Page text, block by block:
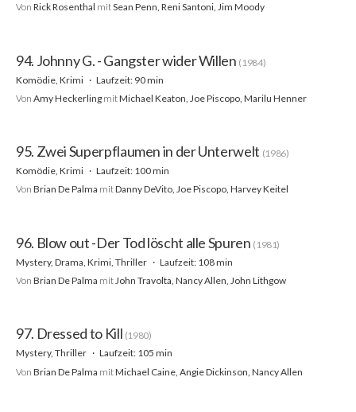
Von Rick Rosenthal mitSean Penn, Reni Santoni, Jim Moody
94. Johnny G. - Gangster wider Willen (1984)
Komödie, Krimi
Laufzeit: 90 min
Von Amy Heckerling mitMichael Keaton, Joe Piscopo, Marilu Henner
95. Zwei Superpflaumen in der Unterwelt (1986)
Komödie, Krimi
Laufzeit: 100 min
Von Brian De Palma mitDanny DeVito, Joe Piscopo, Harvey Keitel
96. Blow out -Der Tod löscht alle Spuren (1981)
Mystery, Drama, Krimi, Thriller
Laufzeit: 108 min
Von Brian De Palma mitJohn Travolta, Nancy Allen, John Lithgow
97. Dressed to Kill (1980)
Mystery, Thriller
Laufzeit: 105 min
Von Brian De Palma mitMichael Caine, Angie Dickinson, Nancy Allen